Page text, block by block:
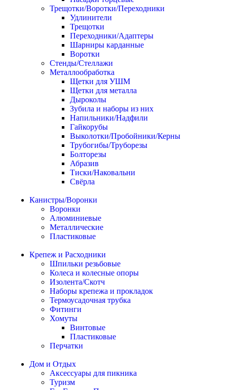
Трещотки/Воротки/Переходники
Удлинители
Трещотки
Переходники/Адаптеры
Шарниры карданные
Воротки
Стенды/Стеллажи
Металлообработка
Щетки для УШМ
Щетки для металла
Дыроколы
Зубила и наборы из них
Напильники/Надфили
Гайкорубы
Выколотки/Пробойники/Керны
Трубогибы/Труборезы
Болторезы
Абразив
Тиски/Наковальни
Свёрла
Канистры/Воронки
Воронки
Алюминиевые
Металлические
Пластиковые
Крепеж и Расходники
Шпильки резьбовые
Колеса и колесные опоры
Изолента/Скотч
Наборы крепежа и прокладок
Термоусадочная трубка
Фитинги
Хомуты
Винтовые
Пластиковые
Перчатки
Дом и Отдых
Аксессуары для пикника
Туризм